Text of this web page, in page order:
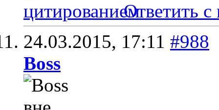
Ответить с
24.03.2015, 17:11 #988
Boss